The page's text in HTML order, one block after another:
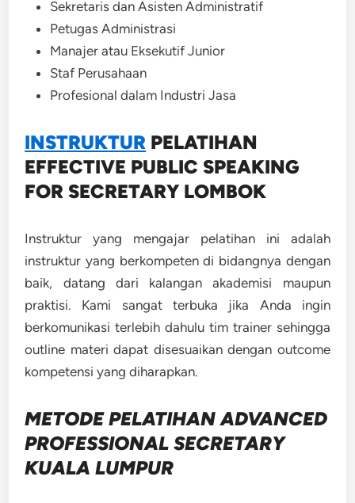
Sekretaris dan Asisten Administratif
Petugas Administrasi
Manajer atau Eksekutif Junior
Staf Perusahaan
Profesional dalam Industri Jasa
INSTRUKTUR PELATIHAN
EFFECTIVE PUBLIC SPEAKING
FOR SECRETARY LOMBOK
Instruktur yang mengajar pelatihan ini adalah
instruktur yang berkompeten di bidangnya dengan
baik, datang dari kalangan akademisi maupun
praktisi. Kami sangat terbuka jika Anda ingin
berkomunikasi terlebih dahulu tim trainer sehingga
outline materi dapat disesuaikan dengan outcome
kompetensi yang diharapkan.
METODEPELATIHAN ADVANCED
PROFESSIONAL SECRETARY
KUALA LUMPUR